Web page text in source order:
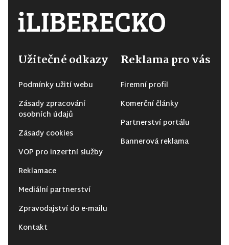
Užitečné odkazy
Podmínky užití webu
Zásady zpracování
osobních údajů
Zásady cookies
VOP pro inzertní služby
Reklamace
Mediální partnerství
Zpravodajství do e-mailu
Kontakt
Reklama pro vás
Firemní profil
Komerční články
Partnerství portálu
Bannerová reklama